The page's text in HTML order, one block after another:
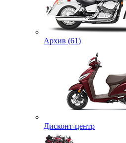
Архив (61)
Дисконт-центр